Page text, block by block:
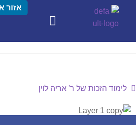
אזור
לימוד הזכות של ר' אריה לוין